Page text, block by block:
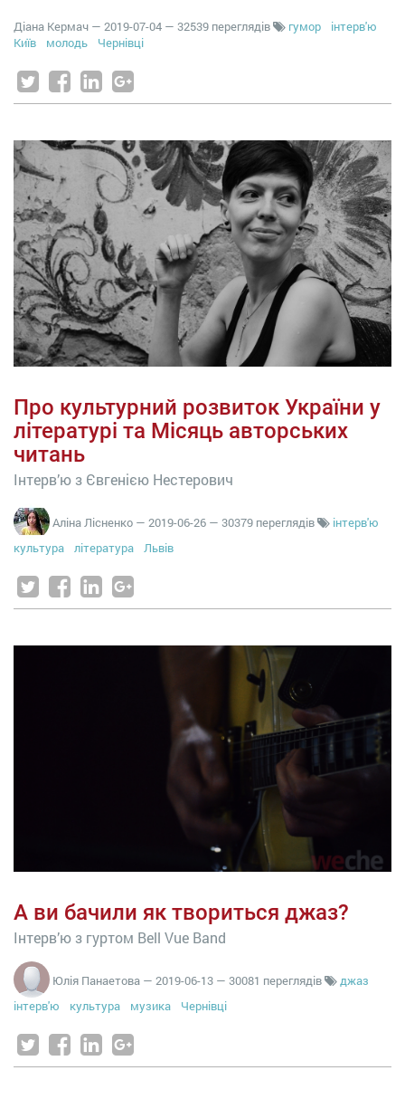
Діана Кермач — 2019-07-04 — 32539 переглядів гумор
інтерв'ю
Київ
молодь Чернівці
Про культурний розвиток України у
літературі та Місяць авторських
читань
Інтерв’ю з Євгенією Нестерович
Аліна Лісненко — 2019-06-26 — 30379 переглядів
інтерв'ю
культура
література Львів
А ви бачили як твориться джаз?
Інтерв’ю з гуртом Bell Vue Band
Юлія Панаетова — 2019-06-13 — 30081 переглядів
джаз
інтерв'ю
культура музика Чернівці